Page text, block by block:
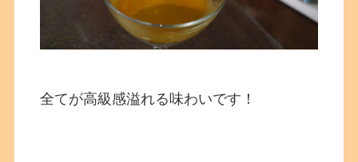
全てが高級感溢れる味わいです！